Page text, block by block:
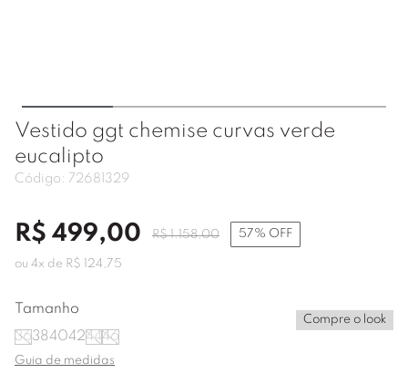
Vestido ggt chemise curvas verde
eucalipto
Código: 72681329
R$ 499,00 R$ 1.158,00 57% OFF
ou 4x de R$ 124 ,75
Tamanho
363840424446
Compre o look
Guia de medidas